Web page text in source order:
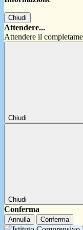
Chiudi
Attendere...
Attendere il
Chiudi
Chiudi
Conferma
Annulla Conferma